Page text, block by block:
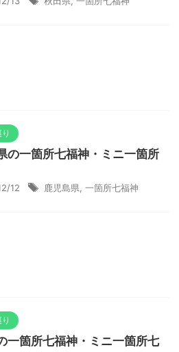
の一箇所七福神・ミニ一箇所
12 鹿児島県 一箇所七福神
一箇所七福神・ミニ一箇所七